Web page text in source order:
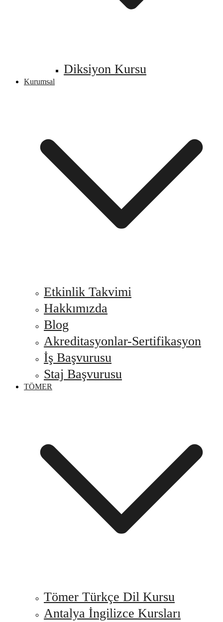
Diksiyon Kursu
Kurumsal
Etkinlik Takvimi
Hakkımızda
Blog
Akreditasyonlar-Sertifikasyon
İş Başvurusu
Staj Başvurusu
TÖMER
Tömer Türkçe Dil Kursu
Antalya İngilizce Kursları